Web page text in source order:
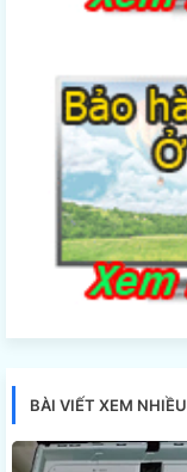
BÀI VIẾT XEM NHIỀU